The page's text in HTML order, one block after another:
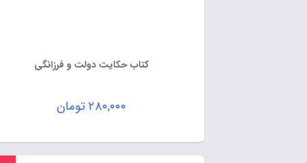
کتاب حکایت دولت و فرزانگی
۲۸۰,۰۰۰ تومان